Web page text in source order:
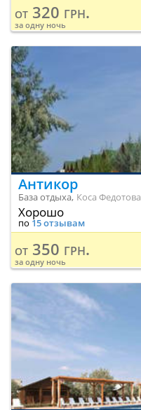
от 320 грн.
за одну ночь
Антикор
База отдыха, Коса Федотова
Хорошо
по 15 отзывам
от 350 грн.
за одну ночь